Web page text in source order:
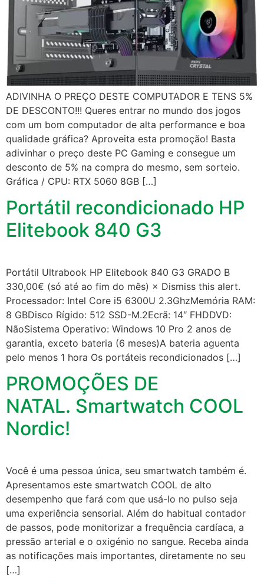
ADIVINHA O PREÇO DESTE COMPUTADOR E TENS 5%
DE DESCONTO!!! Queres entrar no mundo dos jogos
com um bom computador de alta performance e boa
qualidade gráfica? Aproveita esta promoção! Basta
adivinhar o preço deste PC Gaming e consegue um
desconto de 5% na compra do mesmo, sem sorteio.
Gráfica / CPU: RTX 5060 8GB […]
Portátil recondicionado HP
Elitebook 840 G3
Portátil Ultrabook HP Elitebook 840 G3 GRADO B
330,00€ (só até ao fim do mês) × Dismiss this alert.
Processador: Intel Core i5 6300U 2.3GhzMemória RAM:
8 GBDisco Rígido: 512 SSD-M.2Ecrã: 14″ FHDDVD:
NãoSistema Operativo: Windows 10 Pro 2 anos de
garantia, exceto bateria (6 meses)A bateria aguenta
pelo menos 1 hora Os portáteis recondicionados […]
PROMOÇÕES DE
NATAL. Smartwatch COOL
Nordic!
Você é uma pessoa única, seu smartwatch também é.
Apresentamos este smartwatch COOL de alto
desempenho que fará com que usá-lo no pulso seja
uma experiência sensorial. Além do habitual contador
de passos, pode monitorizar a frequência cardíaca, a
pressão arterial e o oxigénio no sangue. Receba ainda
as notificações mais importantes, diretamente no seu
[…]